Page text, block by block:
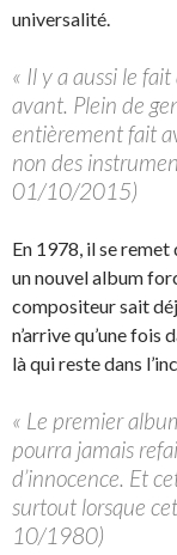
universalité.
« Il y a aussi le
avant. Plein de
entièrement fait
non des
01/10/2015)
En 1978, il se
un nouvel album
compositeur sait
n’arrive qu’une fois
là qui reste dans
« Le premier
pourra jamais
d’innocence. Et
surtout lorsque
10/1980)